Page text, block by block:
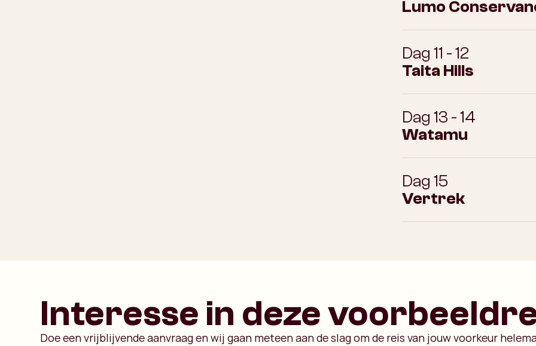
Lumo
Dag 11 - 12
Taita Hills
Dag 13 - 14
Watamu
Dag 15
Vertrek
Interesse in deze
Doe een vrijblijvende aanvraag en wij gaan meteen aan de slag om de reis van jouw voorkeur